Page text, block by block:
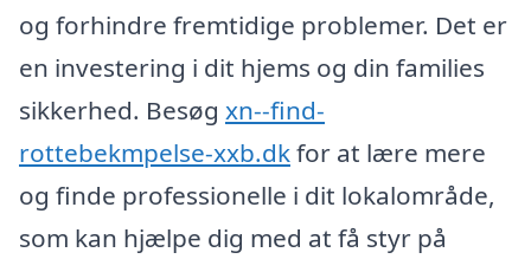
og forhindre fremtidige problemer. Det er
en investering i dit hjems og din families
sikkerhed. Besøg xn--find-
rottebekmpelse-xxb.dkfor at lære mere
og finde professionelle i dit lokalområde,
som kan hjælpe dig med at få styr på